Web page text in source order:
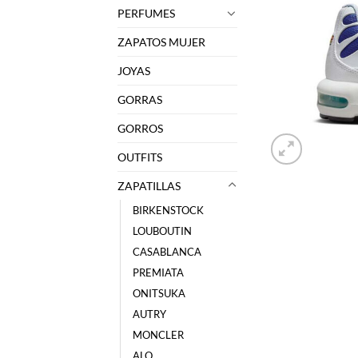
PERFUMES
ZAPATOS MUJER
JOYAS
GORRAS
GORROS
OUTFITS
ZAPATILLAS
BIRKENSTOCK
LOUBOUTIN
CASABLANCA
PREMIATA
ONITSUKA
AUTRY
MONCLER
ALO